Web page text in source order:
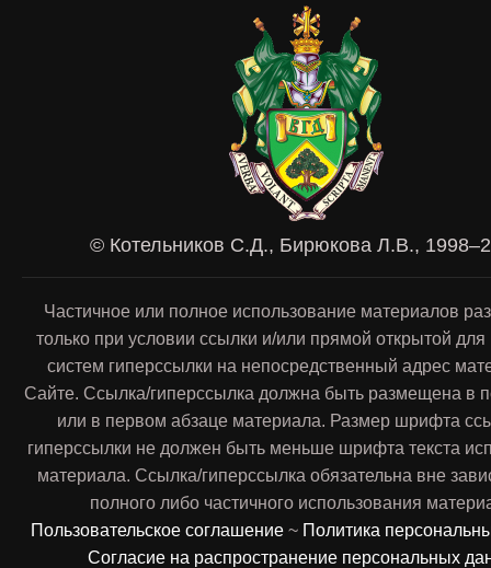
© Котельников С.Д., Бирюкова Л.В.,
Частичное или полное использование материалов
только при условии ссылки и/или прямой открытой
систем гиперссылки на непосредственный адрес
Сайте. Ссылка/гиперссылка должна быть размещена в
или в первом абзаце материала. Размер шрифта
гиперссылки не должен быть меньше шрифта текста
материала. Ссылка/гиперссылка обязательна вне
полного либо частичного использования
Пользовательское соглашение ~ Политика
Согласие на распространение персональных